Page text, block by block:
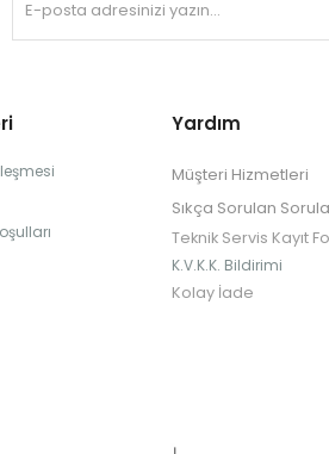
Yardım
Müşteri Hizmetleri
Sıkça Sorulan
Teknik Servis Kayıt
K.V.K.K. Bildirimi
Kolay İade